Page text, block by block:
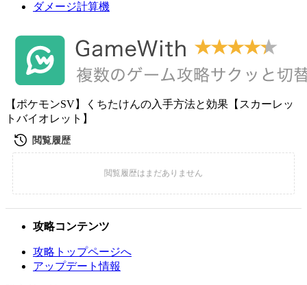
ダメージ計算機
【ポケモンSV】くちたけんの入手方法と効果【スカーレッ
トバイオレット】
攻略コンテンツ
攻略トップページへ
アップデート情報